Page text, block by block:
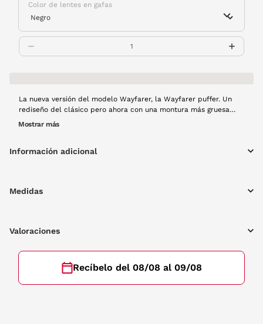
Color de lentes en gafas
La nueva versión del modelo Wayfarer, la Wayfarer puffer. Un
rediseño del clásico pero ahora con una montura más gruesa
que imita el efecto puff, tendencia absoluta. Si no quieres
Mostrar más
Información adicional
Medidas
Valoraciones
Recíbelo del 08/08 al 09/08